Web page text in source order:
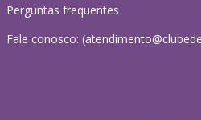
Perguntas frequentes
Fale conosco: